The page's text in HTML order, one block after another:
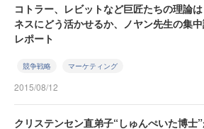
コトラー、レビットなど巨匠たちの理論
ネスにどう活かせるか、ノヤン先生の集
レポート
競争戦略 マーケティング
2015/08/12
クリステンセン直弟子“しゅんぺいた博士